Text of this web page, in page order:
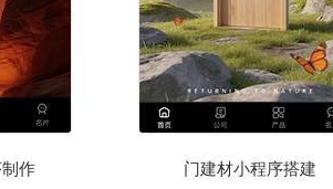
作 门建材小程序搭建